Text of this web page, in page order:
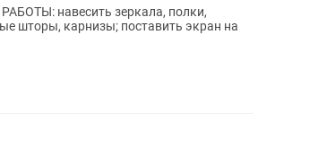
навесить зеркала, полки,
шторы, карнизы; поставить экран на